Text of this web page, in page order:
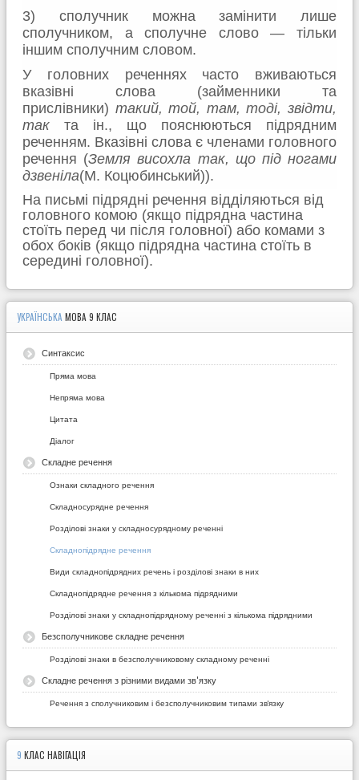
3) сполучник можна замінити лише
сполучником, а сполучне слово — тільки
іншим сполучним словом.
У головних реченнях часто вживаються
вказівні слова (займенники та
прислівники) такий, той, там, тоді, звідти,
так та ін., що пояснюються підрядним
реченням. Вказівні слова є членами головного
речення (Земля висохла так, що під ногами
дзвеніла(М. Коцюбинський)).
На письмі підрядні речення відділяються від
головного комою (якщо підрядна частина
стоїть перед чи після головної) або комами з
обох боків (якщо підрядна частина стоїть в
середині головної).
УКРАЇНСЬКА МОВА 9 КЛАС
Синтаксис
Пряма мова
Непряма мова
Цитата
Діалог
Складне речення
Ознаки складного речення
Складносурядне речення
Розділові знаки у складносурядному реченні
Складнопідрядне речення
Види складнопідрядних речень і розділові знаки в них
Складнопідрядне речення з кількома підрядними
Розділові знаки у складнопідрядному реченні з кількома підрядними
Безсполучникове складне речення
Розділові знаки в безсполучниковому складному реченні
Складне речення з різними видами зв'язку
Речення з сполучниковим і безсполучниковим типами зв'язку
9 КЛАС НАВІГАЦІЯ